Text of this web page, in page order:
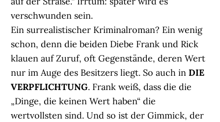
verschwunden sein.
Ein surrealistischer Kriminalroman? Ein wenig
schon, denn die beiden Diebe Frank und Rick
klauen auf Zuruf, oft Gegenstände, deren Wert
nur im Auge des Besitzers liegt. So auch inDIE
VERPFLICHTUNG. Frank weiß, dass die die
„Dinge, die keinen Wert haben“ die
wertvollsten sind. Und so ist der Gimmick, der